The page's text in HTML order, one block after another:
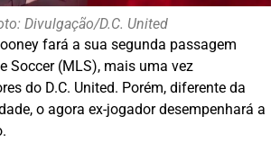
Divulgação/D.C. United
fará a sua segunda passagem
Soccer (MLS), mais uma vez
do D.C. United. Porém, diferente da
o agora ex-jogador desempenhará a